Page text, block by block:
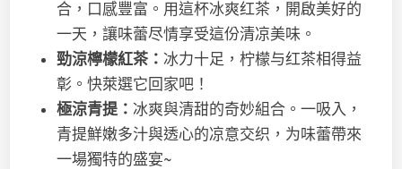
合，口感豐富。用這杯冰爽红茶，開啟美好的
一天，讓味蕾尽情享受這份清凉美味。
勁涼檸檬紅茶： 冰力十足，柠檬与红茶相得益
彰。快萊選它回家吧！
極涼青提： 冰爽與清甜的奇妙組合。一吸入，
青提鮮嫩多汁與透心的凉意交织，为味蕾帶來
一場獨特的盛宴~